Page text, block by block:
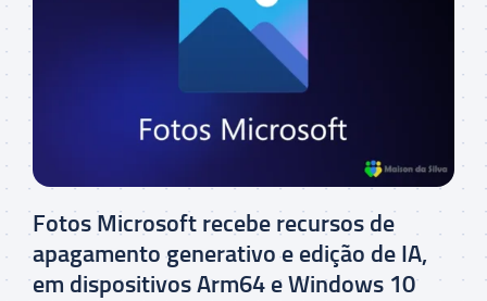
Fotos Microsoft recebe recursos de
apagamento generativo e edição de IA,
em dispositivos Arm64 e Windows 10